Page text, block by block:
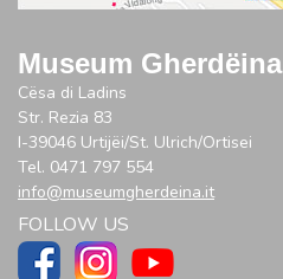
Museum Gherdëina
Cësa di Ladins
Str. Rezia 83
I-39046 Urtijëi/St. Ulrich/Ortisei
Tel. 0471 797 554
info@museumgherdeina.it
FOLLOW US